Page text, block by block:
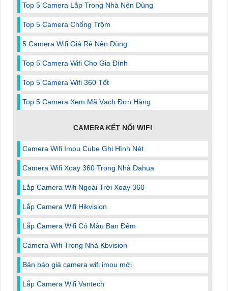
Top 5 Camera Lắp Trong Nhà Nên Dùng
Top 5 Camera Chống Trộm
5 Camera Wifi Giá Rẻ Nên Dùng
Top 5 Camera Wifi Cho Gia Đình
Top 5 Camera Wifi 360 Tốt
Top 5 Camera Xem Mã Vạch Đơn Hàng
CAMERA KẾT NỐI WIFI
Camera Wifi Imou Cube Ghi Hình Nét
Camera Wifi Xoay 360 Trong Nhà Dahua
Lắp Camera Wifi Ngoài Trời Xoay 360
Lắp Camera Wifi Hikvision
Lắp Camera Wifi Có Màu Ban Đêm
Camera Wifi Trong Nhà Kbvision
Bản báo giá camera wifi imou mới
Lắp Camera Wifi Vantech